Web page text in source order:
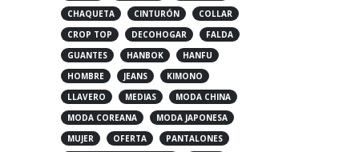
CHAQUETA
CINTURÓN
COLLAR
CROP TOP
DECOHOGAR
FALDA
GUANTES
HANBOK
HANFU
HOMBRE
JEANS
KIMONO
LLAVERO
MEDIAS
MODA CHINA
MODA COREANA
MODA JAPONESA
MUJER
OFERTA
PANTALONES